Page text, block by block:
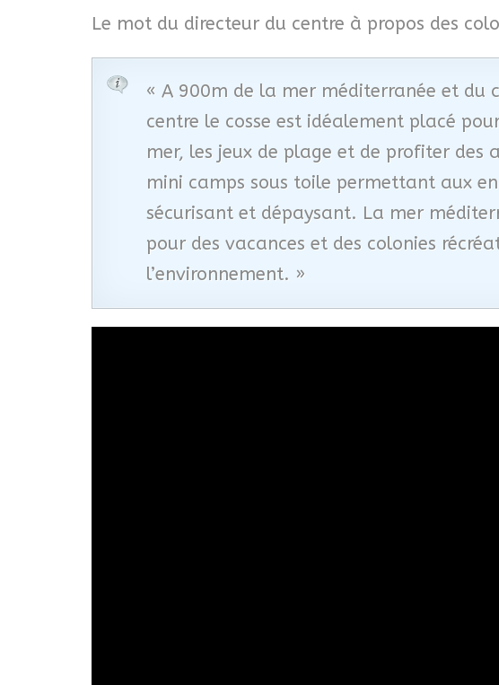
Le mot du directeur du centre à propos des
« A 900m de la mer méditerranée et du
centre le cosse est idéalement placé
mer, les jeux de plage et de profiter des
mini camps sous toile permettant aux
sécurisant et dépaysant. La mer
pour des vacances et des colonies
l’environnement. »